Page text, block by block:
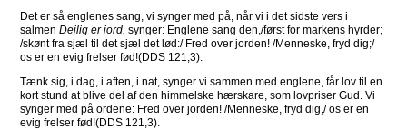
Det er så englenes sang, vi synger med på, når vi i det sidste vers i
salmenDejlig er jord, synger: Englene sang den,/først for markens hyrder;
/skønt fra sjæl til det sjæl det lød:/ Fred over jorden! /Menneske, fryd dig;/
os er en evig frelser fød!(DDS 121,3).
Tænk sig, i dag, i aften, i nat, synger vi sammen med englene, får lov til en
kort stund at blive del af den himmelske hærskare, som lovpriser Gud. Vi
synger med på ordene: Fred over jorden! /Menneske, fryd dig,/ os er en
evig frelser fød!(DDS 121,3).